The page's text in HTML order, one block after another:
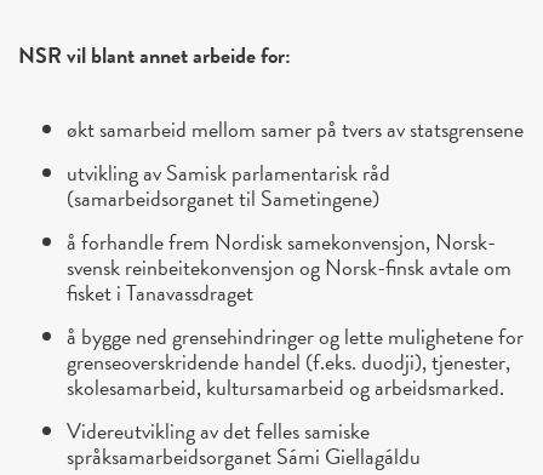
NSR vil blant annet arbeide for:
økt samarbeid mellom samer på tvers av statsgrensene
utvikling av Samisk parlamentarisk råd
(samarbeidsorganet til Sametingene)
å forhandle frem Nordisk samekonvensjon, Norsk-
svensk reinbeitekonvensjon og Norsk-finsk avtale om
fisket i Tanavassdraget
å bygge ned grensehindringer og lette mulighetene for
grenseoverskridende handel (f.eks. duodji), tjenester,
skolesamarbeid, kultursamarbeid og arbeidsmarked.
Videreutvikling av det felles samiske
språksamarbeidsorganet Sámi Giellagáldu